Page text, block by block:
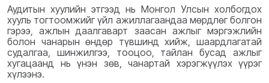
Аудитын хуулийн этгээд нь Монгол Улсын холбогдох
хууль тогтоомжийг үйл ажиллагаандаа мөрдлөг болгон
гэрээ, ажлын даалгаварт заасан ажлыг мэргэжлийн
болон чанарын өндөр түвшинд хийж, шаардлагатай
судалгаа, шинжилгээ, тооцоо, тайлан бусад ажлыг
хугацаанд нь үнэн зөв, чанартай хэрэгжүүлэх үүрэг
хүлээнэ.